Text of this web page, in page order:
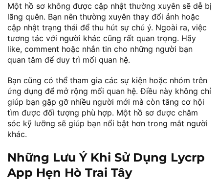
Một hồ sơ không được cập nhật thường xuyên sẽ dễ bị
lãng quên. Bạn nên thường xuyên thay đổi ảnh hoặc
cập nhật trạng thái để thu hút sự chú ý. Ngoài ra, việc
tương tác với người khác cũng rất quan trọng. Hãy
like, comment hoặc nhắn tin cho những người bạn
quan tâm để duy trì mối quan hệ.
Bạn cũng có thể tham gia các sự kiện hoặc nhóm trên
ứng dụng để mở rộng mối quan hệ. Điều này không chỉ
giúp bạn gặp gỡ nhiều người mới mà còn tăng cơ hội
tìm được đối tượng phù hợp. Một hồ sơ được chăm
sóc kỹ lưỡng sẽ giúp bạn nổi bật hơn trong mắt người
khác.
Những Lưu Ý Khi Sử Dụng Lycrp
App Hẹn Hò Trai Tây